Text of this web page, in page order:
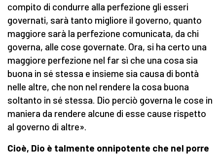
compito di condurre alla perfezione gli esseri
governati, sarà tanto migliore il governo, quanto
maggiore sarà la perfezione comunicata, da chi
governa, alle cose governate. Ora, si ha certo una
maggiore perfezione nel far sì che una cosa sia
buona in sé stessa e insieme sia causa di bontà
nelle altre, che non nel rendere la cosa buona
soltanto in sé stessa. Dio perciò governa le cose in
maniera da rendere alcune di esse cause rispetto
al governo di altre».
Cioè, Dio è talmente onnipotente che nel porre